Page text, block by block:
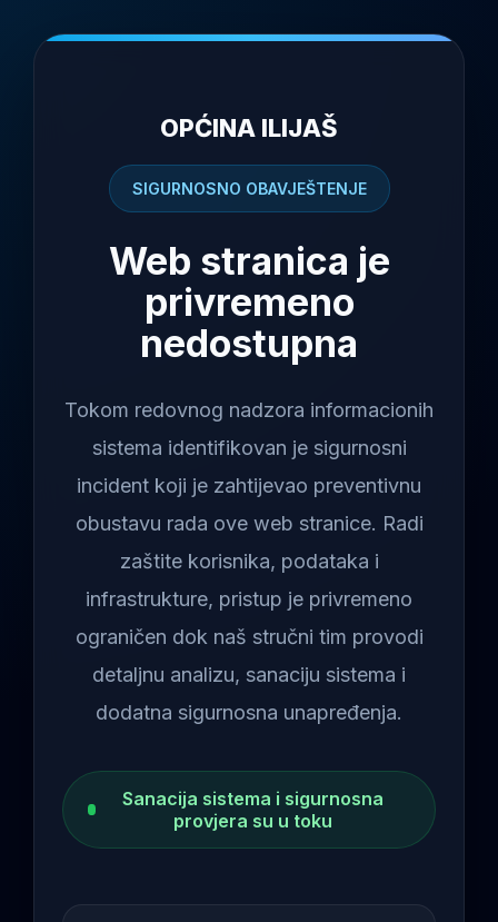
OPĆINA ILIJAŠ
SIGURNOSNO OBAVJEŠTENJE
Web stranica je
privremeno
nedostupna
Tokom redovnog nadzora informacionih
sistema identifikovan je sigurnosni
incident koji je zahtijevao preventivnu
obustavu rada ove web stranice. Radi
zaštite korisnika, podataka i
infrastrukture, pristup je privremeno
ograničen dok naš stručni tim provodi
detaljnu analizu, sanaciju sistema i
dodatna sigurnosna unapređenja.
Sanacija sistema i sigurnosna
provjera su u toku